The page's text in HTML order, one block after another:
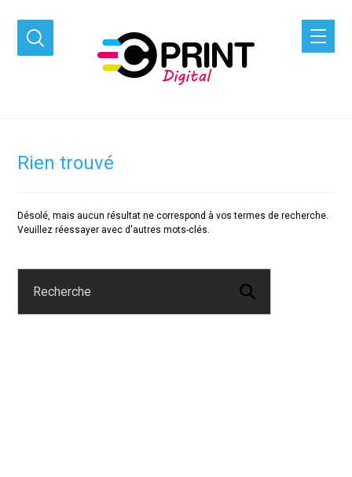
Rien trouvé
Désolé, mais aucun résultat ne correspond à vos termes de recherche.
Veuillez réessayer avec d'autres mots-clés.